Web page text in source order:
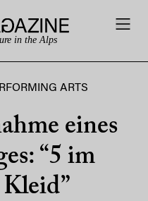
in the Alps
ARTS
eines
“5 im